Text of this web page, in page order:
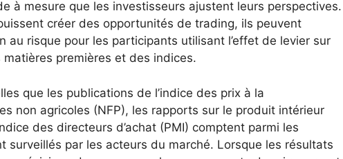
à mesure que les investisseurs ajustent leurs perspectives.
créer des opportunités de trading, ils peuvent
au risque pour les participants utilisant l’effet de levier sur
premières et des indices.
que les publications de l’indice des prix à la
non agricoles (NFP), les rapports sur le produit intérieur
des directeurs d’achat (PMI) comptent parmi les
surveillés par les acteurs du marché. Lorsque les résultats